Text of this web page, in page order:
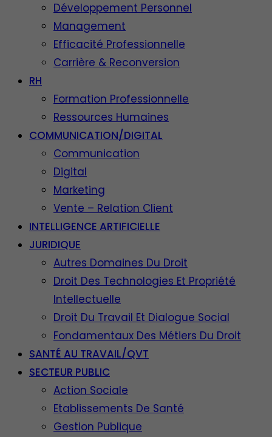
Développement Personnel
Management
Efficacité Professionnelle
Carrière & Reconversion
RH
Formation Professionnelle
Ressources Humaines
COMMUNICATION/DIGITAL
Communication
Digital
Marketing
Vente – Relation Client
INTELLIGENCE ARTIFICIELLE
JURIDIQUE
Autres Domaines Du Droit
Droit Des Technologies Et Propriété
Intellectuelle
Droit Du Travail Et Dialogue Social
Fondamentaux Des Métiers Du Droit
SANTÉ AU TRAVAIL/QVT
SECTEUR PUBLIC
Action Sociale
Etablissements De Santé
Gestion Publique